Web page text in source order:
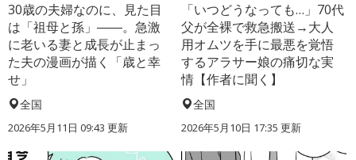
30歳の夫婦なのに、見た目
は「祖母と孫」――。急激
に老いる妻と成長が止まっ
た夫の漫画が描く「歳と幸
せ」
全国
2026年5月11日 09:43 更新
「いつどうなっても…」70代
父が全裸で救急搬送→大人
用オムツを手に最悪を覚悟
するアラサー娘の痛切な実
情【作者に聞く】
全国
2026年5月10日 17:35 更新